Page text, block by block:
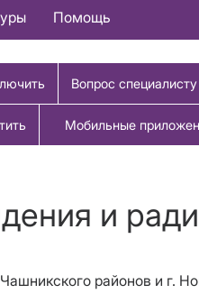
Помощь
Вопрос специалисту
Мобильные
и
районов и г.